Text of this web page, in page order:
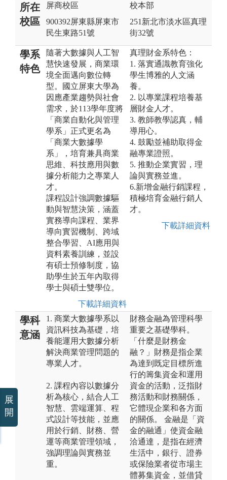
所在
校區
屏商校區
900392屏東縣屏東市
民生東路51號
校本部
251新北市淡水區真理
街32號
學系
特色
隨著大數據與人工智
慧快速發展，商業環
境全面邁向數位轉
型。國立屏東大學為
因應產業趨勢與社會
需求，於113學年度將
「商業自動化與管理
學系」正式更名為
「商業大數據學
系」，培育兼具商業
思維、科技應用與數
據分析能力之專業人
才。
課程設計強調數據驅
動與智慧決策，涵蓋
實務導向課程、業界
導向實習機制、跨域
整合學習、AI應用與
資料素養訓練，並設
有碩士預修制度，協
助學生於五年內取得
學士與碩士雙學位。
下載詳細資料
真理財金系特色：
1. 落實通識教育強化
學生博雅的人文涵
養。
2. 以專業課程培養基
層財金人才。
3. 教師教學認真，輔
導用心。
4. 鼓勵並補助取得金
融專業證照。
5. 推動企業實習，理
論與實務並進。
6.新增金融行銷課程，
積極培育金融行銷人
才。
下載詳細資料
學科
意涵
1. 商業大數據學系以
資訊科技為基礎，培
養能運用大數據分析
解決商業管理問題的
專業人才。
2. 課程內容以數據分
析為核心，結合人工
智慧、雲端運算、程
式設計等技能，並應
用於行銷、財務、營
運等商業管理領域，
強調理論與實務並
重。
財務金融為管理科學
重要之基礎學科。
「什麼是財務金
融？」財務是指企業
為達到既定目標所進
行的籌集資金和運用
資金的活動，泛指財
務活動和財務關係，
它體現企業和各方面
的關係。 金融是「資
金的融通」使資金融
洽通達，是指在經濟
生活中，銀行、證券
或保險業者從市場主
體募集資金，並借貸
展
開